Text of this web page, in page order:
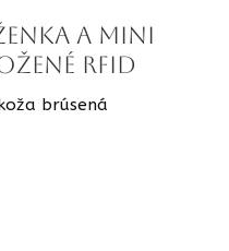
a mini
RFID
brúsená